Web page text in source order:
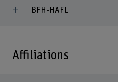
BFH-HAFL
Affiliations